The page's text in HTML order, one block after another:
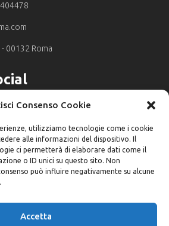
Consenso Cookie
utilizziamo tecnologie come i cookie
alle informazioni del dispositivo. Il
ci permetterà di elaborare dati come il
o ID unici su questo sito. Non
può influire negativamente su alcune
Accetta
00132 Roma